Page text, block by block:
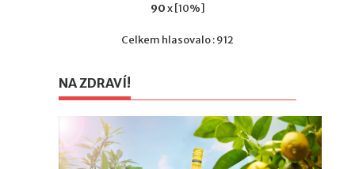
90x [10%]
Celkem hlasovalo : 912
NA ZDRAVÍ!